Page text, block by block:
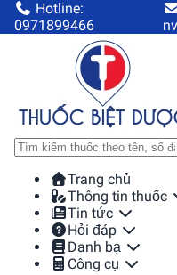
Hotline:
0971899466
Trang chủ
Thông tin thuốc
Tin tức
Hỏi đáp
Danh bạ
Công cụ